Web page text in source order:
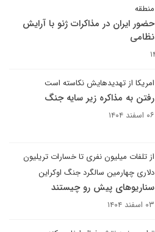
منطقه
حضور ایران در مذاکرات ژنو با آرایش
نظامی
امریکا از تهدیدهایش نکاسته است
رفتن به مذاکره زیر سایه جنگ
۰۶ اسفند ۱۴۰۴
از تلفات میلیون نفری تا خسارات تریلیون
دلاری چهارمین سالگرد جنگ اوکراین
سناریوهای پیش رو چیستند
۰۳ اسفند ۱۴۰۴